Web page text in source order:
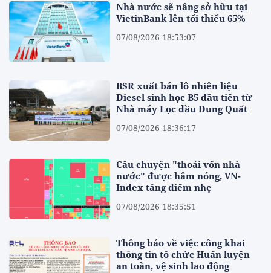
Nhà nước sẽ nâng sở hữu tại
VietinBank lên tối thiểu 65%
07/08/2026 18:53:07
BSR xuất bán lô nhiên liệu
Diesel sinh học B5 đầu tiên từ
Nhà máy Lọc dầu Dung Quất
07/08/2026 18:36:17
Câu chuyện "thoái vốn nhà
nước" được hâm nóng, VN-
Index tăng điểm nhẹ
07/08/2026 18:35:51
Thông báo về việc công khai
thông tin tổ chức Huấn luyện
an toàn, vệ sinh lao động